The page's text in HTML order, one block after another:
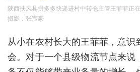
陕西扶风县拼多多快递进村中转仓主管王菲菲正
摄影：张宸豪
从小在农村长大的王菲菲，意
会。对于一个县级物流节点来说